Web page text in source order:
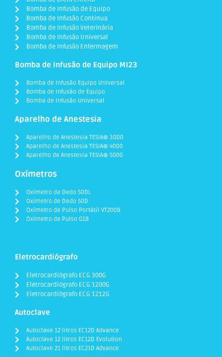
Bomba de Infusão de Equipo
Bomba de Infusão Continua
Bomba de Infusão Veterinária
Bomba de Infusão Universal
Bomba de Infusão Enfermagem
Bomba de Infusão de Equipo MI23
Bomba de Infusão Equipo Universal
Bomba de Infusão de Equipo
Bomba de Infusão Universal
Aparelho de Anestesia
Aparelho de Anestesia TESIA® 3000
Aparelho de Anestesia TESIA® 4000
Aparelho de Anestesia TESIA® 5000
Oxímetros
Oxímetro de Dedo 50DL
Oxímetro de Dedo 50D
Oxímetro de Pulso Portátil VT200B
Oxímetro de Pulso G1B
Eletrocardiógrafo
Eletrocardiógrafo ECG 300G
Eletrocardiógrafo ECG 1200G
Eletrocardiógrafo ECG 1212G
Autoclave
Autoclave 12 litros EC12D Advance
Autoclave 12 litros EC12D Evolution
Autoclave 21 litros EC21D Advance